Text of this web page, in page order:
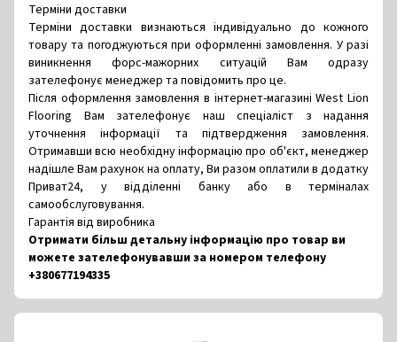
Терміни доставки
Терміни доставки визнаються індивідуально до кожного
товару та погоджуються при оформленні замовлення. У разі
виникнення форс-мажорних ситуацій Вам одразу
зателефонує менеджер та повідомить про це.
Після оформлення замовлення в інтернет-магазині West Lion
Flooring Вам зателефонує наш спеціаліст з надання
уточнення інформації та підтвердження замовлення.
Отримавши всю необхідну інформацію про об'єкт, менеджер
надішле Вам рахунок на оплату, Ви разом оплатили в додатку
Приват24, у відділенні банку або в терміналах
самообслуговування.
Гарантія від виробника
Отримати більш детальну інформацію про товар ви
можете зателефонувавши за номером телефону
+380677194335